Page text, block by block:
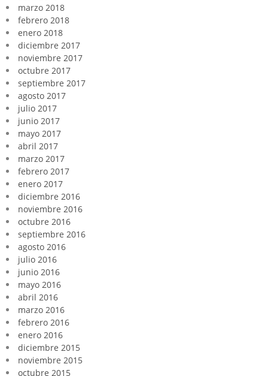
marzo 2018
febrero 2018
enero 2018
diciembre 2017
noviembre 2017
octubre 2017
septiembre 2017
agosto 2017
julio 2017
junio 2017
mayo 2017
abril 2017
marzo 2017
febrero 2017
enero 2017
diciembre 2016
noviembre 2016
octubre 2016
septiembre 2016
agosto 2016
julio 2016
junio 2016
mayo 2016
abril 2016
marzo 2016
febrero 2016
enero 2016
diciembre 2015
noviembre 2015
octubre 2015